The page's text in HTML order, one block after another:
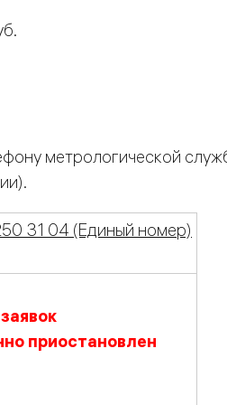
метрологической
31 04 (Единый номер)
приостановлен